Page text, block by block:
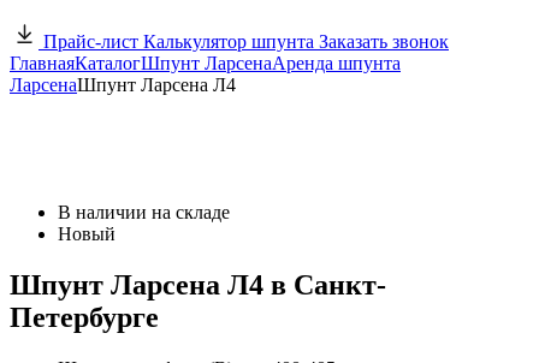
Прайс-лист Калькулятор шпунта Заказать звонок
ГлавнаяКаталогШпунт ЛарсенаАренда шпунта
ЛарсенаШпунт Ларсена Л4
В наличии на складе
Новый
Шпунт Ларсена Л4 в Санкт-
Петербурге